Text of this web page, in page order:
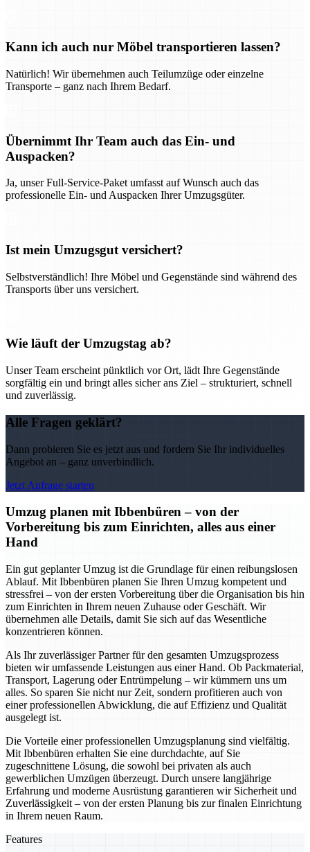
Kann ich auch nur Möbel transportieren lassen?
Natürlich! Wir übernehmen auch Teilumzüge oder einzelne
Transporte – ganz nach Ihrem Bedarf.
Übernimmt Ihr Team auch das Ein- und
Auspacken?
Ja, unser Full-Service-Paket umfasst auf Wunsch auch das
professionelle Ein- und Auspacken Ihrer Umzugsgüter.
Ist mein Umzugsgut versichert?
Selbstverständlich! Ihre Möbel und Gegenstände sind während des
Transports über uns versichert.
Wie läuft der Umzugstag ab?
Unser Team erscheint pünktlich vor Ort, lädt Ihre Gegenstände
sorgfältig ein und bringt alles sicher ans Ziel – strukturiert, schnell
und zuverlässig.
Alle Fragen geklärt?
Dann probieren Sie es jetzt aus und fordern Sie Ihr individuelles
Angebot an – ganz unverbindlich.
Jetzt Anfrage starten
Umzug planen mit Ibbenbüren – von der
Vorbereitung bis zum Einrichten, alles aus einer
Hand
Ein gut geplanter Umzug ist die Grundlage für einen reibungslosen
Ablauf. Mit Ibbenbüren planen Sie Ihren Umzug kompetent und
stressfrei – von der ersten Vorbereitung über die Organisation bis hin
zum Einrichten in Ihrem neuen Zuhause oder Geschäft. Wir
übernehmen alle Details, damit Sie sich auf das Wesentliche
konzentrieren können.
Als Ihr zuverlässiger Partner für den gesamten Umzugsprozess
bieten wir umfassende Leistungen aus einer Hand. Ob Packmaterial,
Transport, Lagerung oder Entrümpelung – wir kümmern uns um
alles. So sparen Sie nicht nur Zeit, sondern profitieren auch von
einer professionellen Abwicklung, die auf Effizienz und Qualität
ausgelegt ist.
Die Vorteile einer professionellen Umzugsplanung sind vielfältig.
Mit Ibbenbüren erhalten Sie eine durchdachte, auf Sie
zugeschnittene Lösung, die sowohl bei privaten als auch
gewerblichen Umzügen überzeugt. Durch unsere langjährige
Erfahrung und moderne Ausrüstung garantieren wir Sicherheit und
Zuverlässigkeit – von der ersten Planung bis zur finalen Einrichtung
in Ihrem neuen Raum.
Features